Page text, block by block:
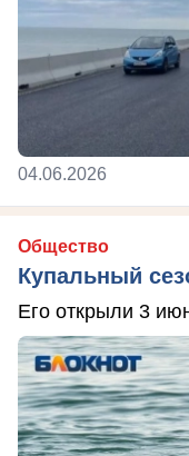
04.06.2026
Общество
Купальный
Его открыли 3